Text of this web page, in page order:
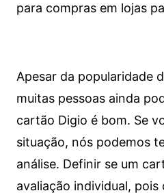
para compras em lojas
Apesar da popularidade
muitas pessoas ainda
cartão Digio é bom. Se
situação, nós podemos
análise. Definir se um
avaliação individual, pois